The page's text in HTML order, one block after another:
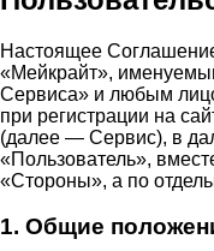
Настоящее
«Мейкрайт»,
Сервиса» и любым
при регистрации на
(далее — Сервис), в
«Пользователь»,
«Стороны», а по
1. Общие